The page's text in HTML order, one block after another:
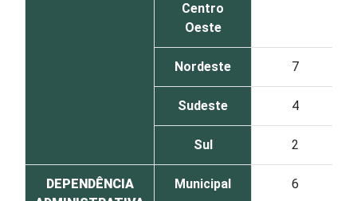
Centro
Oeste
Nordeste 7
Sudeste 4
Sul 2
DEPENDÊNCIA
Municipal 6